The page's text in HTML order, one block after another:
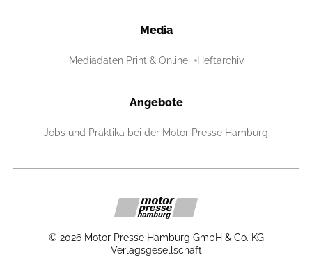
Media
Mediadaten Print & Online Heftarchiv
Angebote
Jobs und Praktika bei der Motor Presse Hamburg
© 2026 Motor Presse Hamburg GmbH & Co. KG
Verlagsgesellschaft